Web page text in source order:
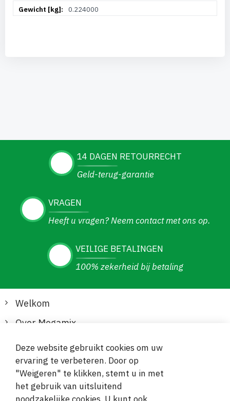
0.224000
14 DAGEN RETOURRECHT
Geld-terug-garantie
VRAGEN
Heeft u vragen? Neem contact met ons op.
VEILIGE BETALINGEN
100% zekerheid bij betaling
Welkom
Over Megamix
Informatie
Klantenservice
Veilige en gemakkelijke betalingen
Deze website gebruikt cookies om uw
ervaring te verbeteren. Door op
"Weigeren" te klikken, stemt u in met
het gebruik van uitsluitend